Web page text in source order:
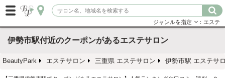
ジャンルを指定 ：エステ
伊勢市駅付近のクーポンがあるエステサロン
BeautyPark エステサロン 三重県 エステサロン 伊勢市駅 エステサ